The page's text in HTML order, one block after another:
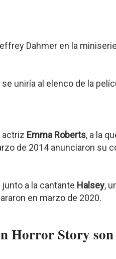
Dahmer en la
uniría al elenco de la
actriz Emma Roberts, a la
de 2014 anunciaron su
a la cantante Halsey,
en marzo de 2020.
Horror Story